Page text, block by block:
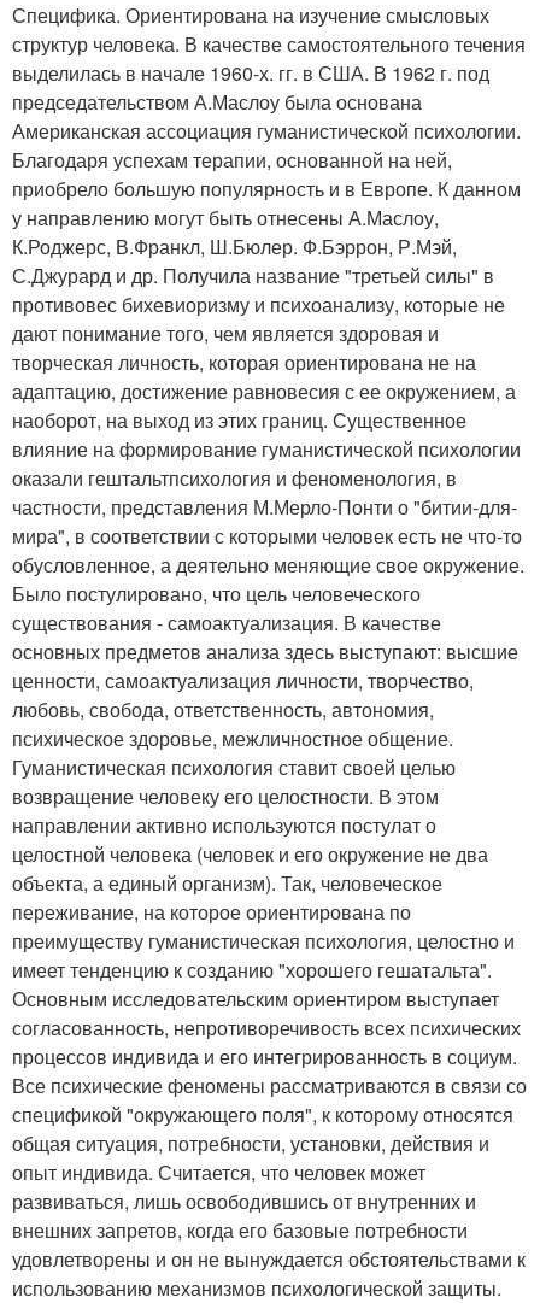
Специфика. Ориентирована на изучение смысловых
структур человека. В качестве самостоятельного течения
выделилась в начале 1960-х. гг. в США. В 1962 г. под
председательством А.Маслоу была основана
Американская ассоциация гуманистической психологии.
Благодаря успехам терапии, основанной на ней,
приобрело большую популярность и в Европе. К данном
у направлению могут быть отнесены А.Маслоу,
К.Роджерс, В.Франкл, Ш.Бюлер. Ф.Бэррон, Р.Мэй,
С.Джурард и др. Получила название "третьей силы" в
противовес бихевиоризму и психоанализу, которые не
дают понимание того, чем является здоровая и
творческая личность, которая ориентирована не на
адаптацию, достижение равновесия с ее окружением, а
наоборот, на выход из этих границ. Существенное
влияние на формирование гуманистической психологии
оказали гештальтпсихология и феноменология, в
частности, представления М.Мерло-Понти о "битии-для-
мира", в соответствии с которыми человек есть не что-то
обусловленное, а деятельно меняющие свое окружение.
Было постулировано, что цель человеческого
существования - самоактуализация. В качестве
основных предметов анализа здесь выступают: высшие
ценности, самоактуализация личности, творчество,
любовь, свобода, ответственность, автономия,
психическое здоровье, межличностное общение.
Гуманистическая психология ставит своей целью
возвращение человеку его целостности. В этом
направлении активно используются постулат о
целостной человека (человек и его окружение не два
объекта, а единый организм). Так, человеческое
переживание, на которое ориентирована по
преимуществу гуманистическая психология, целостно и
имеет тенденцию к созданию "хорошего гешатальта".
Основным исследовательским ориентиром выступает
согласованность, непротиворечивость всех психических
процессов индивида и его интегрированность в социум.
Все психические феномены рассматриваются в связи со
спецификой "окружающего поля", к которому относятся
общая ситуация, потребности, установки, действия и
опыт индивида. Считается, что человек может
развиваться, лишь освободившись от внутренних и
внешних запретов, когда его базовые потребности
удовлетворены и он не вынуждается обстоятельствами к
использованию механизмов психологической защиты.